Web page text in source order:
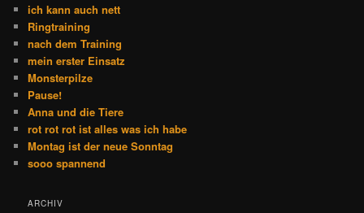
ich kann auch nett
Ringtraining
nach dem Training
mein erster Einsatz
Monsterpilze
Pause!
Anna und die Tiere
rot rot rot ist alles was ich habe
Montag ist der neue Sonntag
sooo spannend
ARCHIV